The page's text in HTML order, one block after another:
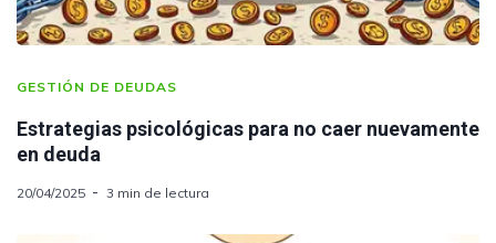
GESTIÓN DE DEUDAS
Estrategias psicológicas para no caer nuevamente
en deuda
20/04/2025 3 min de lectura